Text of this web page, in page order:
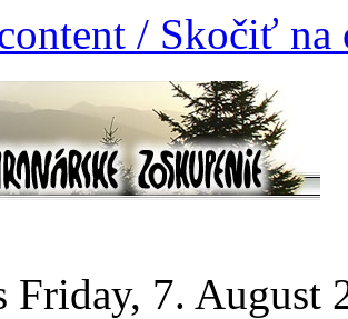
/ Skočiť na
Friday, 7. August